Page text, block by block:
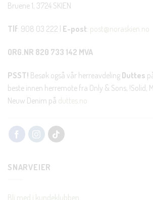
Bruene 1, 3724 SKIEN
Tlf: 908 03 222 | E-post: post@noraskien.no
ORG.NR 820 733 142 MVA
PSST! Besøk også vår herreavdeling Duttes
beste innen herremote fra Only & Sons, !Solid,
Neuw Denim på duttes.no
SNARVEIER
Bli med i kundeklubben